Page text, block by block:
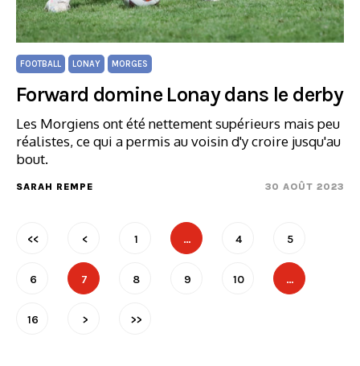
FOOTBALL LONAY MORGES
Forward domine Lonay dans le derby
Les Morgiens ont été nettement supérieurs mais peu
réalistes, ce qui a permis au voisin d'y croire jusqu'au
bout.
SARAH REMPE 30 AOÛT 2023
<< < 1 … 4 5
6 7 8 9 10 …
16 > >>